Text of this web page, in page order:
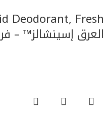
العرق إسينشالز™ –